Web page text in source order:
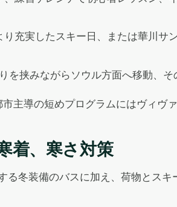
り充実したスキー日、または華川
を挟みながらソウル方面へ移動、そ
主導の短めプログラムにはヴィヴ
着、寒さ対策
る冬装備のバスに加え、荷物とス